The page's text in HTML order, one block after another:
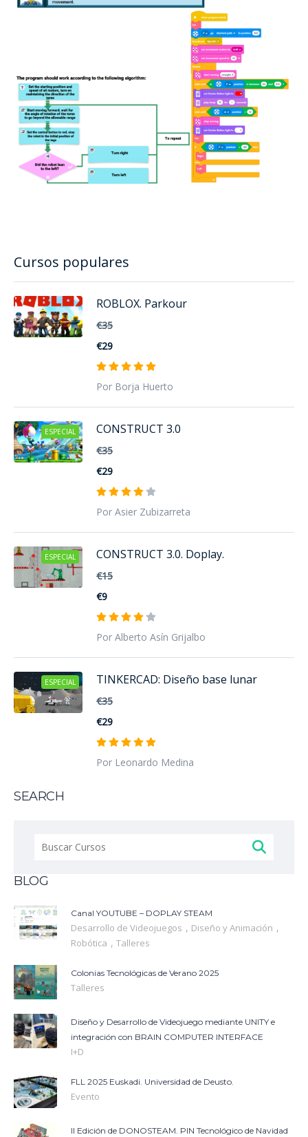
Cursos populares
ROBLOX. Parkour
€35
€29
Por Borja Huerto
ESPECIAL CONSTRUCT 3.0
€35
€29
Por Asier Zubizarreta
ESPECIAL CONSTRUCT 3.0. Doplay.
€15
€9
Por Alberto Asín Grijalbo
ESPECIAL TINKERCAD: Diseño base lunar
€35
€29
Por Leonardo Medina
SEARCH
BLOG
Canal YOUTUBE – DOPLAY STEAM
Desarrollo de Videojuegos , Diseño y Animación ,
Robótica , Talleres
Colonias Tecnológicas de Verano 2025
Talleres
Diseño y Desarrollo de Videojuego mediante UNITY e
integración con BRAIN COMPUTER INTERFACE
I+D
FLL 2025 Euskadi. Universidad de Deusto.
Evento
II Edición de DONOSTEAM. PIN Tecnológico de Navidad